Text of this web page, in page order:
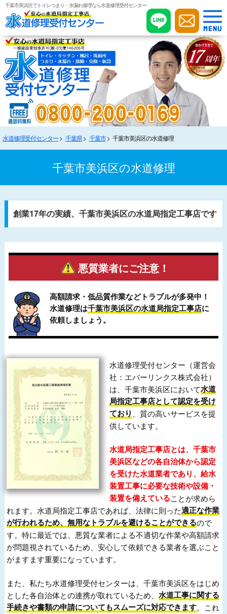
千葉市美浜区でトイレつまり・水漏れ修理なら水道修理受付センター
水道修理受付センター 千葉県 千葉市 千葉市美浜区の水道修理
千葉市美浜区の水道修理
創業17年の実績、千葉市美浜区の水道局指定工事店です
悪質業者にご注意！
高額請求・低品質作業などトラブルが多発中！
水道修理は千葉市美浜区の水道局指定工事店に
依頼しましょう。
水道修理受付センター（運営会
社：エバーリンクス株式会社）
は、千葉市美浜区において水道
局指定工事店として認定を受け
ており
、質の高いサービスを提
供しています。
水道局指定工事店とは、千葉市
美浜区などの各自治体から認定
を受けた水道業者であり、給水
装置工事に必要な技術や設備・
装置を備えていることが求めら
れます。水道局指定工事店であれば、法律に則った適正な作業
が行われるため、無用なトラブルを避けることができるので
す。特に最近では、悪質な業者による不適切な作業や高額請求
が問題視されているため、安心して依頼できる業者を選ぶこと
がますます重要になっています。
また、私たち水道修理受付センターは、千葉市美浜区をはじめ
とした各自治体との連携が取れているため、水道工事に関する
手続きや書類の申請についてもスムーズに対応できます。これ